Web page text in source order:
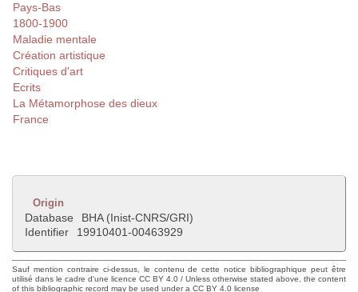
Pays-Bas
1800-1900
Maladie mentale
Création artistique
Critiques d'art
Ecrits
La Métamorphose des dieux
France
Origin
Database
BHA (Inist-CNRS/GRI)
Identifier
19910401-00463929
Sauf mention contraire ci-dessus, le contenu de cette notice bibliographique peut être
utilisé dans le cadre d'une licence CC BY 4.0 / Unless otherwise stated above, the content
of this bibliographic record may be used under a CC BY 4.0 license